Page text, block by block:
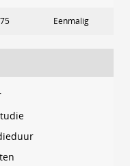
Eenmalig